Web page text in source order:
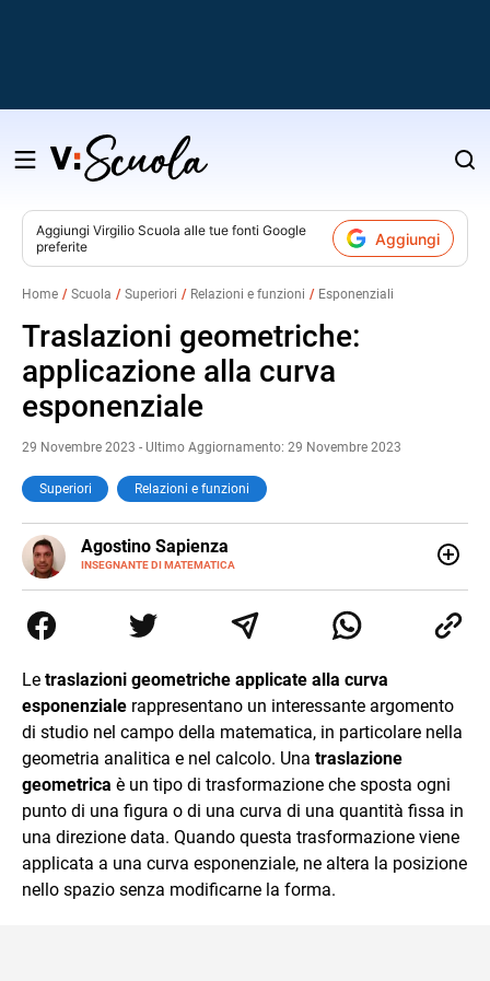
Salta
contenuto
Aggiungi Virgilio Scuola alle tue fonti Google
preferite
Aggiungi
Home Scuola Superiori Relazioni e funzioni Esponenziali
Traslazioni geometriche:
applicazione alla curva
esponenziale
29 Novembre 2023 - Ultimo Aggiornamento: 29 Novembre 2023
Superiori Relazioni e funzioni
Agostino Sapienza
INSEGNANTE DI MATEMATICA
E-
MAIL
LINKEDIN
Tommaso Gulli. Ho conseguito la laurea triennale in
Relazioni Internazionali a Messina e in Economia
commercialisti sono stato chiamato per una supplenza
covid nella classe di insegnamento A47. Ho poi
conseguito l'abilitazione a Trieste nel sostegno e sono
entrato di ruolo nel 2023
Le traslazioni geometriche applicate alla curva
esponenziale rappresentano un interessante argomento
di studio nel campo della matematica, in particolare nella
geometria analitica e nel calcolo. Una traslazione
geometrica è un tipo di trasformazione che sposta ogni
punto di una figura o di una curva di una quantità fissa in
una direzione data. Quando questa trasformazione viene
applicata a una curva esponenziale, ne altera la posizione
nello spazio senza modificarne la forma.